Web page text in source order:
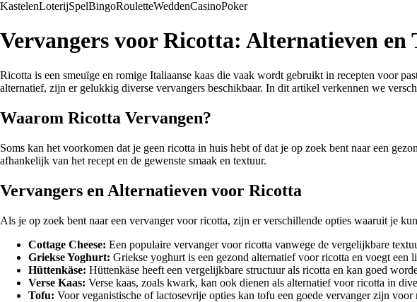
KastelenLoterijSpelBingoRouletteWeddenCasinoPoker
Vervangers voor Ricotta: Alternatieven en
Ricotta is een smeuïge en romige Italiaanse kaas die vaak wordt gebruikt in recepten voor
alternatief, zijn er gelukkig diverse vervangers beschikbaar. In dit artikel verkennen we
Waarom Ricotta Vervangen?
Soms kan het voorkomen dat je geen ricotta in huis hebt of dat je op zoek bent naar een
afhankelijk van het recept en de gewenste smaak en textuur.
Vervangers en Alternatieven voor Ricotta
Als je op zoek bent naar een vervanger voor ricotta, zijn er verschillende opties waaruit je
Cottage Cheese: Een populaire vervanger voor ricotta vanwege de vergelijkbare
Griekse Yoghurt: Griekse yoghurt is een gezond alternatief voor ricotta en voegt
Hüttenkäse: Hüttenkäse heeft een vergelijkbare structuur als ricotta en kan goed
Verse Kaas: Verse kaas, zoals kwark, kan ook dienen als alternatief voor ricotta in
Tofu: Voor veganistische of lactosevrije opties kan tofu een goede vervanger zijn